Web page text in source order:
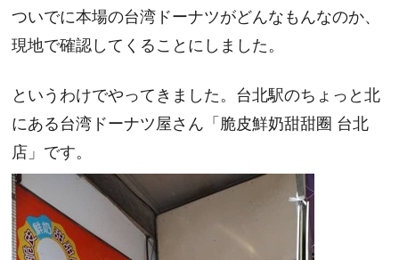
ついでに本場の台湾ドーナツがどんなもんなのか、
現地で確認してくることにしました。
というわけでやってきました。台北駅のちょっと北
にある台湾ドーナツ屋さん「脆皮鮮奶甜甜圈 台北
店」です。